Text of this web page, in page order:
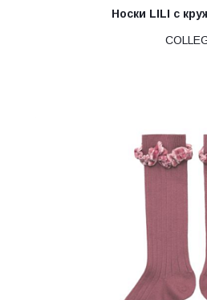
Носки LILI с